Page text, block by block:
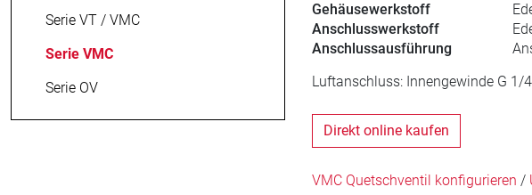
Serie VT / VMC
Serie VMC
Serie OV
Gehäusewerkstoff
Anschlusswerkstoff
Anschlussausführung
Luftanschluss: Innengewinde G 1/
Direkt online kaufen
VMC Quetschventil konfigurieren /